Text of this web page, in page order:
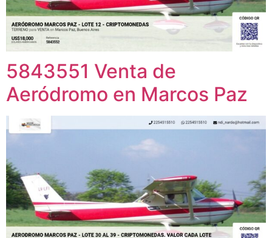
5843551 Venta de
Aeródromo en Marcos Paz